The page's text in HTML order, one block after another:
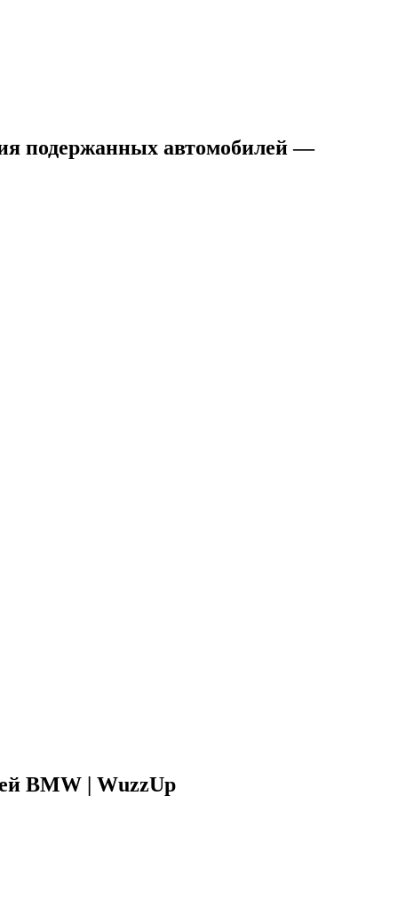
подержанных автомобилей —
BMW | WuzzUp